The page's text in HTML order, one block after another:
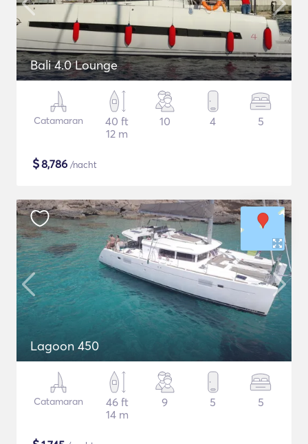
Bali 4.0 Lounge
Catamaran
40 ft
12 m
10 4 5
$8,786 /nacht
Lagoon 450
Catamaran
46 ft
14 m
9 5 5